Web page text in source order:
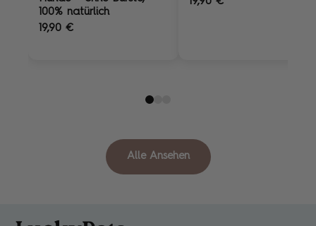
100% natürlich
19,90 €
Alle Ansehen